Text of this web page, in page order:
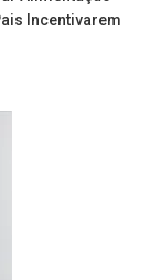
Incentivarem